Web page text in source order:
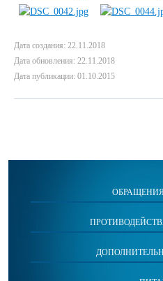
Дата создания: 22.11.2018
Дата обновления: 22.11.2018
Дата публикации: 01.10.2015